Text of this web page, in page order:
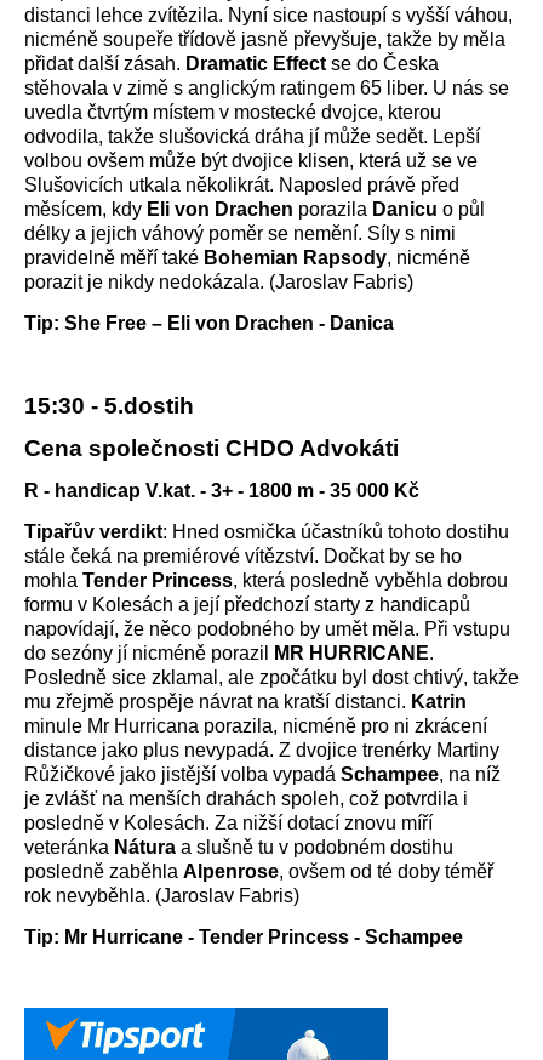
distanci lehce zvítězila. Nyní sice nastoupí s vyšší váhou,
nicméně soupeře třídově jasně převyšuje, takže by měla
přidat další zásah. Dramatic Effect se do Česka
stěhovala v zimě s anglickým ratingem 65 liber. U nás se
uvedla čtvrtým místem v mostecké dvojce, kterou
odvodila, takže slušovická dráha jí může sedět. Lepší
volbou ovšem může být dvojice klisen, která už se ve
Slušovicích utkala několikrát. Naposled právě před
měsícem, kdy Eli von Drachen porazila Danicu o půl
délky a jejich váhový poměr se nemění. Síly s nimi
pravidelně měří také Bohemian Rapsody, nicméně
porazit je nikdy nedokázala. (Jaroslav Fabris)
Tip: She Free – Eli von Drachen - Danica
15:30 - 5.dostih
Cena společnosti CHDO Advokáti
R - handicap V.kat. - 3+ - 1800 m - 35 000 Kč
Tipařův verdikt: Hned osmička účastníků tohoto dostihu
stále čeká na premiérové vítězství. Dočkat by se ho
mohla Tender Princess, která posledně vyběhla dobrou
formu v Kolesách a její předchozí starty z handicapů
napovídají, že něco podobného by umět měla. Při vstupu
do sezóny jí nicméně porazil
MR HURRICANE.
Posledně sice zklamal, ale zpočátku byl dost chtivý, takže
mu zřejmě prospěje návrat na kratší distanci. Katrin
minule Mr Hurricana porazila, nicméně pro ni zkrácení
distance jako plus nevypadá. Z dvojice trenérky Martiny
Růžičkové jako jistější volba vypadá Schampee, na níž
je zvlášť na menších drahách spoleh, což potvrdila i
posledně v Kolesách. Za nižší dotací znovu míří
veteránka Nátura a slušně tu v podobném dostihu
posledně zaběhla Alpenrose, ovšem od té doby téměř
rok nevyběhla. (Jaroslav Fabris)
Tip: Mr Hurricane - Tender Princess - Schampee